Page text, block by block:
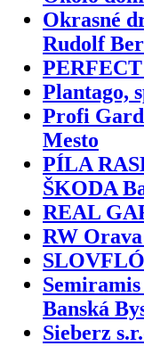
Okrasné
Rudolf
Plantago,
Profi
Mesto
PÍLA
ŠKODA
REAL
RW
Banská
Sieberz